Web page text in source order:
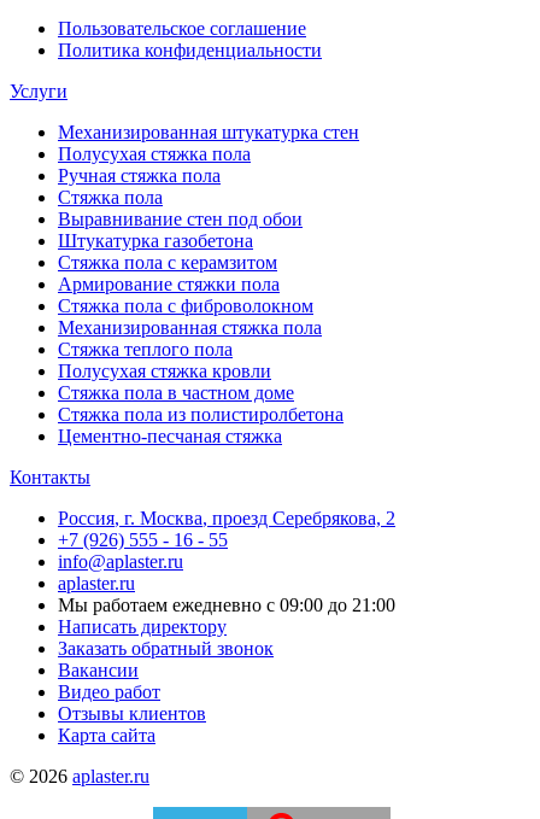
Пользовательское соглашение
Политика конфиденциальности
Услуги
Механизированная штукатурка стен
Полусухая стяжка пола
Ручная стяжка пола
Стяжка пола
Выравнивание стен под обои
Штукатурка газобетона
Стяжка пола с керамзитом
Армирование стяжки пола
Стяжка пола с фиброволокном
Механизированная стяжка пола
Стяжка теплого пола
Полусухая стяжка кровли
Стяжка пола в частном доме
Стяжка пола из полистиролбетона
Цементно-песчаная стяжка
Контакты
Россия, г. Москва, проезд Серебрякова, 2
+7 (926) 555 - 16 - 55
info@aplaster.ru
aplaster.ru
Мы работаем ежедневно с 09:00 до 21:00
Написать директору
Заказать обратный звонок
Вакансии
Видео работ
Отзывы клиентов
Карта сайта
© 2026 aplaster.ru